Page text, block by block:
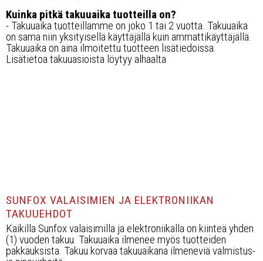
Kuinka pitkä takuuaika tuotteilla on?
- Takuuaika tuotteillamme on joko 1 tai 2 vuotta. Takuuaika
on sama niin yksityisellä käyttäjällä kuin ammattikäyttäjällä.
Takuuaika on aina ilmoitettu tuotteen lisätiedoissa.
Lisätietoa takuuasioista löytyy alhaalta
SUNFOX VALAISIMIEN JA ELEKTRONIIKAN
TAKUUEHDOT
Kaikilla Sunfox valaisimilla ja elektroniikalla on kiinteä yhden
(1) vuoden takuu. Takuuaika ilmenee myös tuotteiden
pakkauksista. Takuu korvaa takuuaikana ilmeneviä valmistus-